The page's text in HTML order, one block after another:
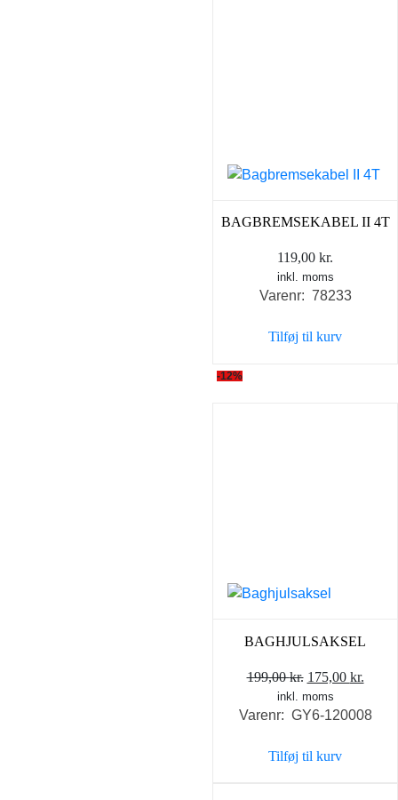
BAGBREMSEKABEL II 4T
119,00 kr.
inkl. moms
Varenr: 78233
Tilføj til kurv
-12%
BAGHJULSAKSEL
199,00kr. Den
oprindelige
pris
199,00 kr..
175,00 kr.
pris
inkl. moms
Varenr: GY6-120008
Tilføj til kurv